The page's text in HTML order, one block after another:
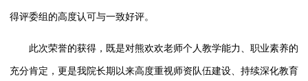
得评委组的高度认可与一致好评。
此次荣誉的获得，既是对熊欢欢老师个人教学能力、职业素养的
充分肯定，更是我院长期以来高度重视师资队伍建设、持续深化教育